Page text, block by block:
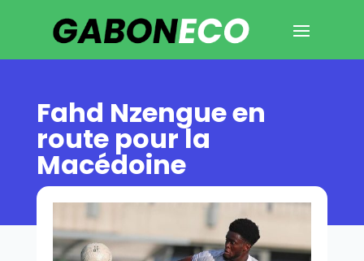
Fahd Nzengue en
route pour la
Macédoine